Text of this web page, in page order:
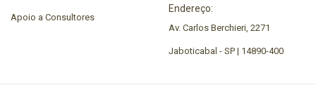
Apoio a Consultores
Endereço:
Av. Carlos Berchieri, 2271
Jaboticabal - SP | 14890-400